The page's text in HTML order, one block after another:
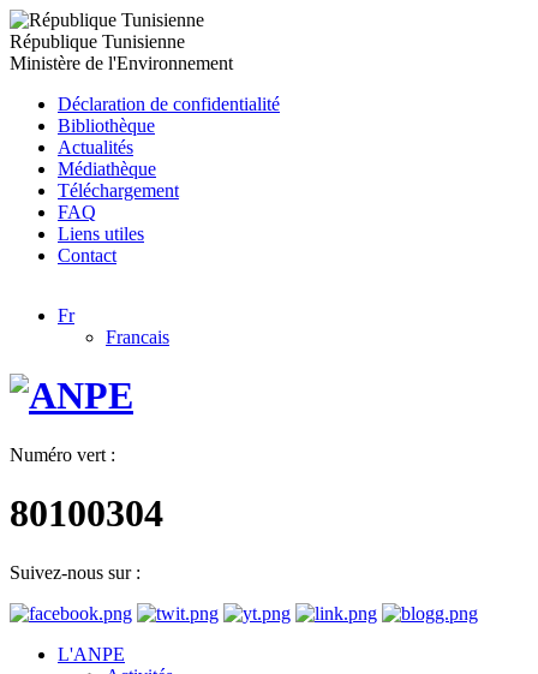
République Tunisienne
Ministère de l'Environnement
Déclaration de confidentialité
Bibliothèque
Actualités
Médiathèque
Téléchargement
FAQ
Liens utiles
Contact
Fr
Francais
Numéro vert :
80100304
Suivez-nous sur :
L'ANPE